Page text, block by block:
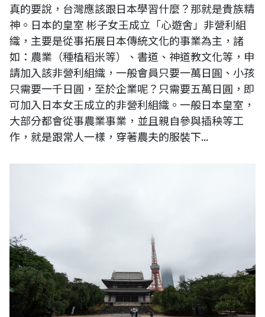
真的要說，台灣應該跟日本學習什麼？那就是貴族精
神。日本的皇室 彬子女王成立「心遊舍」非營利組
織，主要是從事拓展日本傳統文化的事業為主，諸
如：農業（種植稻米等）、書道、神道教文化等，申
請加入該非營利組織，一般會員只要一萬日圓、小孩
只需要一千日圓，至於企業呢？只需要五萬日圓，即
可加入日本女王成立的非營利組織。一般日本皇室，
大部分都會從事農業事業，並且親自參與插秧等工
作，就是跟常人一樣，穿著農夫的服裝下...